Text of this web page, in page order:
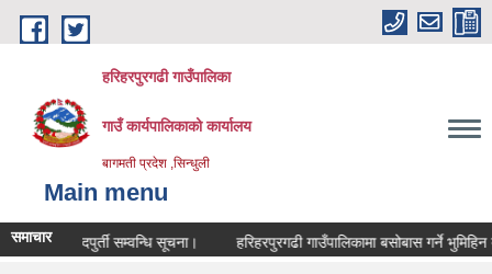
Skip to main content
हरिहरपुरगढी गाउँपालिका
गाउँ कार्यपालिकाको कार्यालय
बागमती प्रदेश ,सिन्धुली
Main menu
समाचार
करारमा पदपुर्ती सम्वन्धि सूचना। हरिहरपुरगढी गाउँपालिकामा बसोबास गर्ने